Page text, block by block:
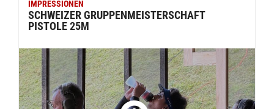
IMPRESSIONEN
SCHWEIZER GRUPPENMEISTERSCHAFT
PISTOLE 25M